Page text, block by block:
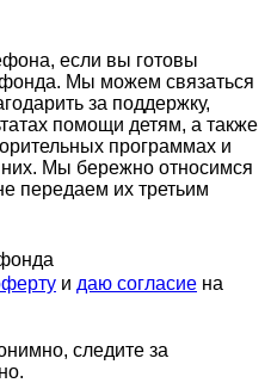
если вы готовы
фонда. Мы можем связаться
за поддержку,
помощи детям, а также
программах и
них. Мы бережно относимся
передаем их третьим
и даю согласие на
следите за